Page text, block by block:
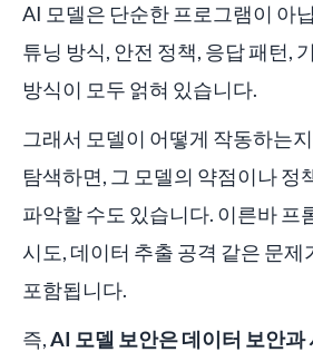
AI 모델은 단순한 프로그램이 아
튜닝 방식, 안전 정책, 응답 패턴,
방식이 모두 얽혀 있습니다.
그래서 모델이 어떻게 작동하는
탐색하면, 그 모델의 약점이나 정
파악할 수도 있습니다. 이른바 프
시도, 데이터 추출 공격 같은 문제
포함됩니다.
즉,AI 모델 보안은 데이터 보안과